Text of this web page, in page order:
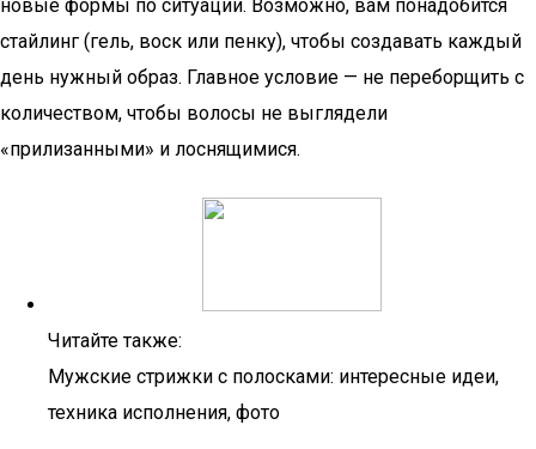
новые формы по ситуации. Возможно, вам понадобится
стайлинг (гель, воск или пенку), чтобы создавать каждый
день нужный образ. Главное условие — не переборщить с
количеством, чтобы волосы не выглядели
«прилизанными» и лоснящимися.
Читайте также:
Мужские стрижки с полосками: интересные идеи,
техника исполнения, фото